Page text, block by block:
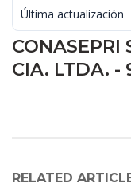
Última actualización
CONASEPRI
CIA. LTDA. -
RELATED